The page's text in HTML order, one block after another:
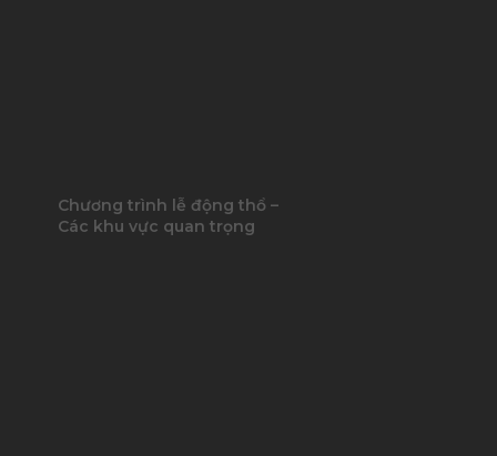
Chương trình lễ động thổ –
Các khu vực quan trọng